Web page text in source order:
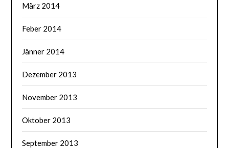
März 2014
Feber 2014
Jänner 2014
Dezember 2013
November 2013
Oktober 2013
September 2013